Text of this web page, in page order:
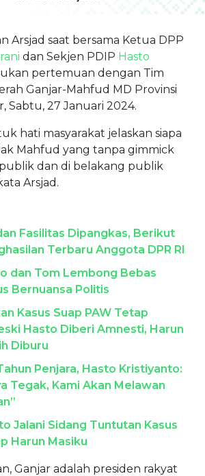
Arsjad saat bersama Ketua DPP
dan Sekjen PDIP Hasto
pertemuan dengan Tim
Ganjar-Mahfud MD Provinsi
Sabtu, 27 Januari 2024.
hati masyarakat jelaskan siapa
Mahfud yang tanpa gimmick
dan di belakang publik
Arsjad.
Fasilitas Dipangkas, Berikut
Terbaru Anggota DPR RI
dan Tom Lembong Bebas
Bernuansa Politis
Kasus Suap PAW Tetap
Hasto Diberi Amnesti, Harun
Diburu
Penjara, Hasto Kristiyanto:
Tegak, Kami Akan Melawan
Jalani Sidang Tuntutan Kasus
Harun Masiku
Ganjar adalah presiden rakyat